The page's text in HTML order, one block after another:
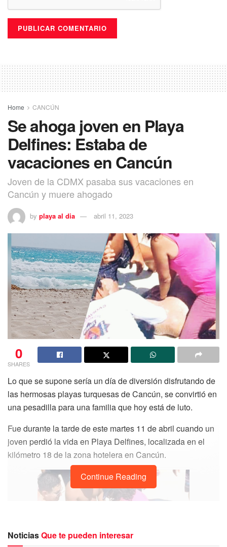
Home CANCÚN
Se ahoga joven en Playa
Delfines: Estaba de
vacaciones en Cancún
Joven de la CDMX pasaba sus vacaciones en
Cancún y muere ahogado
by playa al dia abril 11, 2023
0
SHARES
Lo que se supone sería un día de diversión disfrutando de
las hermosas playas turquesas de Cancún, se convirtió en
una pesadilla para una familia que hoy está de luto.
Fue durante la tarde de este martes 11 de abril cuando un
joven perdió la vida en Playa Delfines, localizada en el
kilómetro 18 de la zona hotelera en Cancún.
Continue Reading
NoticiasQue te pueden interesar